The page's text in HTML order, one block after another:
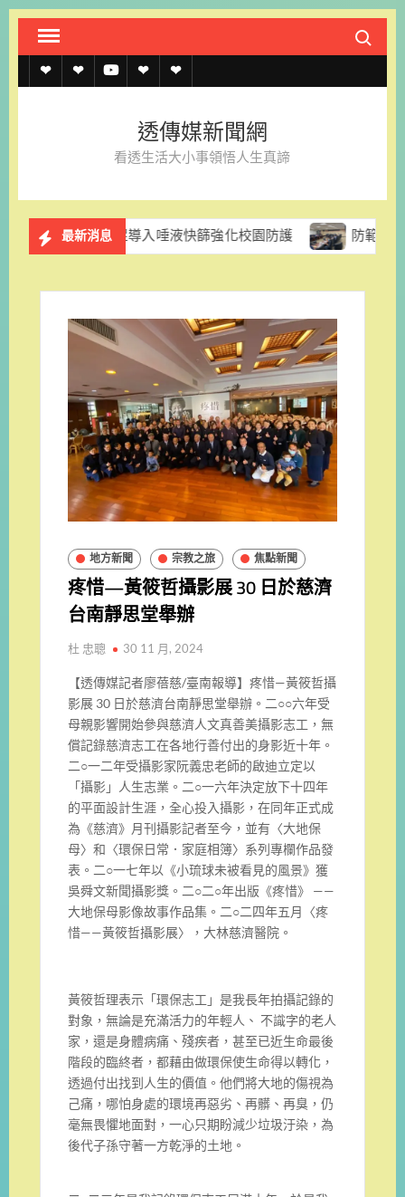
Skip
content
Search
透
約
透
上
記
單
透 聯
我
官
LINE
透傳媒新聞網
看透生活大小事領悟人生真諦
最新消息
團促導入唾液快篩強化校園防護 防範颱風停電風險 台
地方新聞 宗教之旅 焦點新聞
疼惜—黃筱哲攝影展 30 日於慈濟
台南靜思堂舉辦
杜 忠聰 30 11 月, 2024
【透傳媒記者廖蓓慈/臺南報導】疼惜—黃筱哲攝
影展 30 日於慈濟台南靜思堂舉辦。二○○六年受
母親影響開始參與慈濟人文真善美攝影志工，無
償記錄慈濟志工在各地行善付出的身影近十年。
二○一二年受攝影家阮義忠老師的啟迪立定以
「攝影」人生志業。二○一六年決定放下十四年
的平面設計生涯，全心投入攝影，在同年正式成
為《慈濟》月刊攝影記者至今，並有〈大地保
母〉和〈環保日常．家庭相簿〉系列專欄作品發
表。二○一七年以《小琉球未被看見的風景》獲
吳舜文新聞攝影獎。二○二○年出版《疼惜》 ——
大地保母影像故事作品集。二○二四年五月〈疼
惜——黃筱哲攝影展〉，大林慈濟醫院。
黃筱哲理表示「環保志工」是我長年拍攝記錄的
對象，無論是充滿活力的年輕人、 不識字的老人
家，還是身體病痛、殘疾者，甚至已近生命最後
階段的臨終者，都藉由做環保使生命得以轉化，
透過付出找到人生的價值。他們將大地的傷視為
己痛，哪怕身處的環境再惡劣、再髒、再臭，仍
毫無畏懼地面對，一心只期盼減少垃圾汙染，為
後代子孫守著一方乾淨的土地。